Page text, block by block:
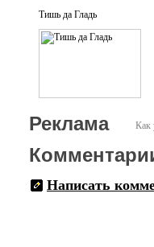
Тишь да Гладь
Как
Реклама
Написать